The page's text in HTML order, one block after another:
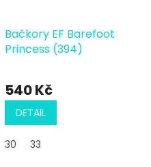
Bačkory EF Barefoot
Princess (394)
540 Kč
DETAIL
30 33